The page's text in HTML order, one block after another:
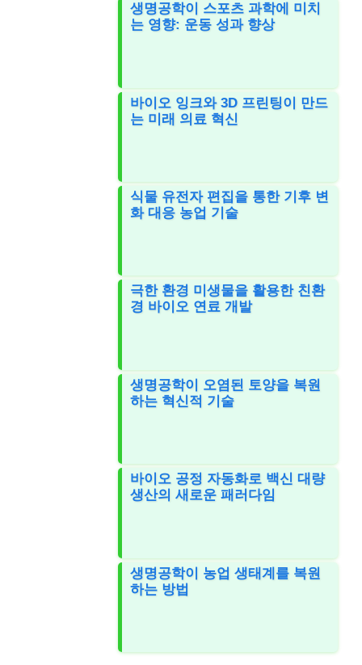
생명공학이 스포츠 과학에 미치
는 영향: 운동 성과 향상
바이오 잉크와 3D 프린팅이 만드
는 미래 의료 혁신
식물 유전자 편집을 통한 기후 변
화 대응 농업 기술
극한 환경 미생물을 활용한 친환
경 바이오 연료 개발
생명공학이 오염된 토양을 복원
하는 혁신적 기술
바이오 공정 자동화로 백신 대량
생산의 새로운 패러다임
생명공학이 농업 생태계를 복원
하는 방법